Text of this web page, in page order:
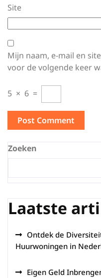
Site
Mijn naam, e-mail en
voor de volgende keer
5 × 6 =
Zoeken
Laatste
Ontdek de
Huurwoningen in
Eigen Geld